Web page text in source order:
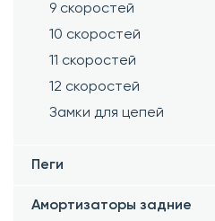
9 скоростей
10 скоростей
11 скоростей
12 скоростей
Замки для цепей
Пеги
Амортизаторы задние